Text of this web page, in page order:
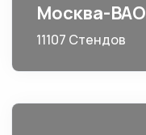
Москва-ВАО
11107 Стендов